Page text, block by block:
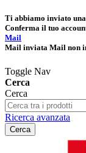
Ti abbiamo inviato
Conferma il tuo
Mail
Mail inviata Mail non
Toggle Nav
Cerca
Cerca
Ricerca avanzata
Cerca